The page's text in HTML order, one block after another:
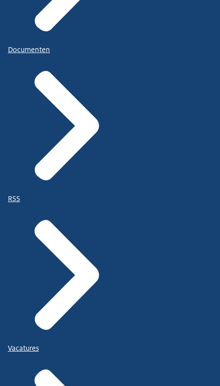
Documenten
RSS
Vacatures